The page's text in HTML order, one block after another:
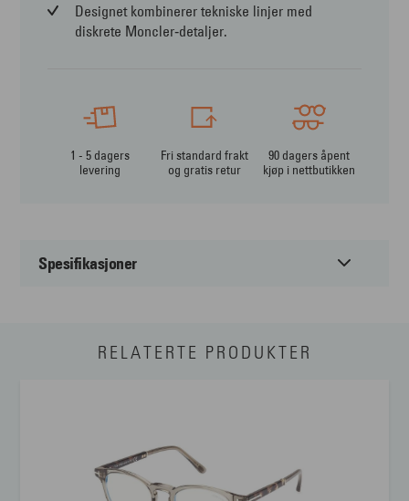
Designet kombinerer tekniske linjer med
diskrete Moncler‑detaljer.
1 - 5 dagers
levering
Fri standard frakt
og gratis retur
90 dagers åpent
kjøp i nettbutikken
Spesifikasjoner
RELATERTE PRODUKTER